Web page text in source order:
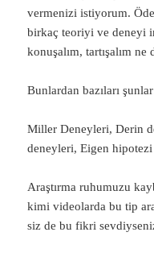
vermenizi istiyorum.
birkaç teoriyi ve deneyi
konuşalım, tartışalım ne
Bunlardan bazıları
Miller Deneyleri, Derin
deneyleri, Eigen
Araştırma ruhumuzu
kimi videolarda bu tip
siz de bu fikri